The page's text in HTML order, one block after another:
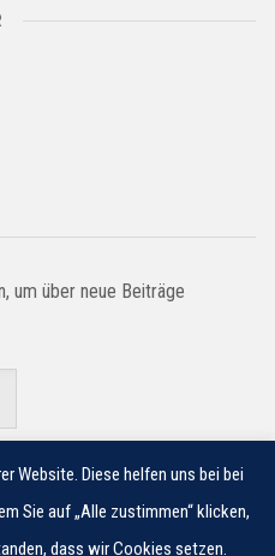
um über neue Beiträge
Website. Diese helfen uns bei bei
Sie auf „Alle zustimmen“ klicken,
dass wir Cookies setzen.